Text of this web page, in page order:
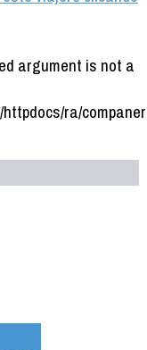
argument is not a
ra/